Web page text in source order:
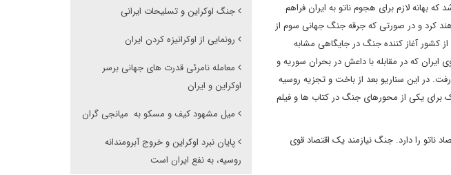
بهانه لازم برای هجوم ناتو به ایران فراهم
کرد و در صورتی که جرقه جنگ جهانی سوم از
کشور آغاز کننده جنگ در جایگاهی مشابه
ایران که در مقابله با داعش در بحران سوریه و
در این سناریو بعد از باخت و تجزیه روسیه
برای یکی از محورهای جنگ در کتاب ها و فیلم
ناتو را دارد. جنگ نیازمند یک اقتصاد قوی
جنگ اوکراین و تسلیحات ایرانی
رونمایی از اوکرانیزه کردن ایران
معامله نامرئی قدرت های جهانی برسر
اوکراین و ایران
میل مشهود کیف و مسکو به میانجی گران
پایان نبرد اوکراین و خروج آبرومندانه
روسیه، به نفع ایران است